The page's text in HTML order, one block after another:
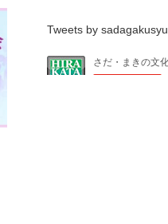
Tweets by sadagakusyu